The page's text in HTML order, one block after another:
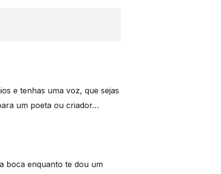
e tenhas uma voz, que sejas
um poeta ou criador…
boca enquanto te dou um